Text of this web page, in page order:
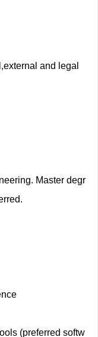
and legal
Master degr
(preferred softw